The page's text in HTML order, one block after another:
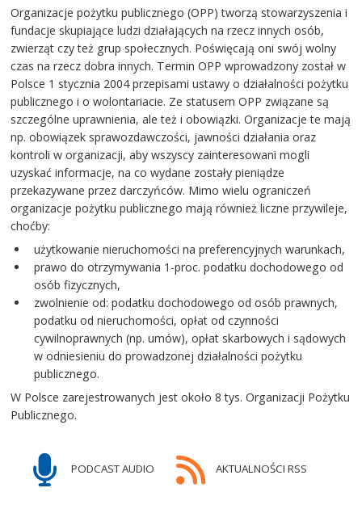
Organizacje pożytku publicznego (OPP) tworzą stowarzyszenia i
fundacje skupiające ludzi działających na rzecz innych osób,
zwierząt czy też grup społecznych. Poświęcają oni swój wolny
czas na rzecz dobra innych. Termin OPP wprowadzony został w
Polsce 1 stycznia 2004 przepisami ustawy o działalności pożytku
publicznego i o wolontariacie. Ze statusem OPP związane są
szczególne uprawnienia, ale też i obowiązki. Organizacje te mają
np. obowiązek sprawozdawczości, jawności działania oraz
kontroli w organizacji, aby wszyscy zainteresowani mogli
uzyskać informacje, na co wydane zostały pieniądze
przekazywane przez darczyńców. Mimo wielu ograniczeń
organizacje pożytku publicznego mają również liczne przywileje,
choćby:
użytkowanie nieruchomości na preferencyjnych warunkach,
prawo do otrzymywania 1-proc. podatku dochodowego od
osób fizycznych,
zwolnienie od: podatku dochodowego od osób prawnych,
podatku od nieruchomości, opłat od czynności
cywilnoprawnych (np. umów), opłat skarbowych i sądowych
w odniesieniu do prowadzonej działalności pożytku
publicznego.
W Polsce zarejestrowanych jest około 8 tys. Organizacji Pożytku
Publicznego.
PODCAST AUDIO AKTUALNOŚCI RSS